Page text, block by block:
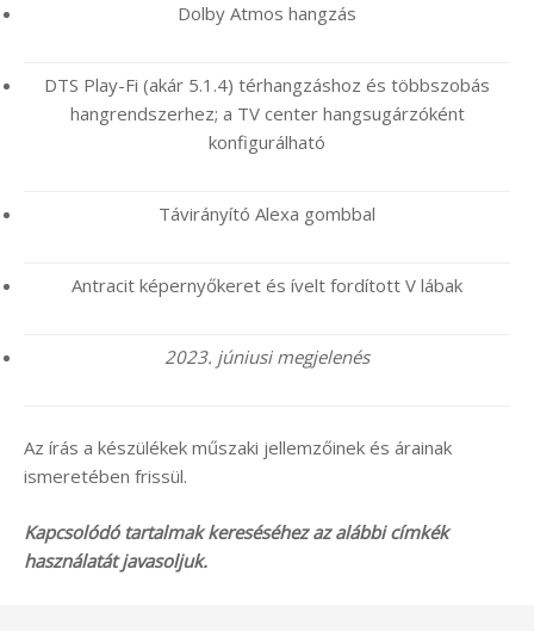
Dolby Atmos hangzás
DTS Play-Fi (akár 5.1.4) térhangzáshoz és többszobás
hangrendszerhez; a TV center hangsugárzóként
konfigurálható
Távirányító Alexa gombbal
Antracit képernyőkeret és ívelt fordított V lábak
2023. júniusi megjelenés
Az írás a készülékek műszaki jellemzőinek és árainak
ismeretében frissül.
Kapcsolódó tartalmak kereséséhez az alábbi címkék
használatát javasoljuk.